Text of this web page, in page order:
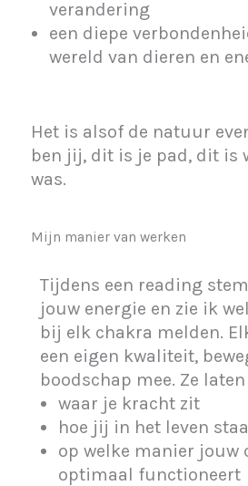
verandering
een diepe
wereld van dieren en
Het is alsof de natuur
ben jij, dit is je pad, dit is
was.
Mijn manier van werken
Tijdens een reading
jouw energie en zie ik
bij elk chakra melden.
een eigen kwaliteit,
boodschap mee. Ze laten
waar je kracht zit
hoe jij in het leven
op welke manier jouw
optimaal functioneert